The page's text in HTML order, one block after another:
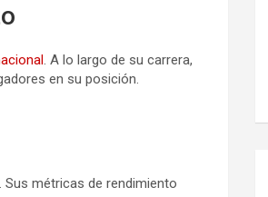
. A lo largo de su carrera,
en su posición.
métricas de rendimiento